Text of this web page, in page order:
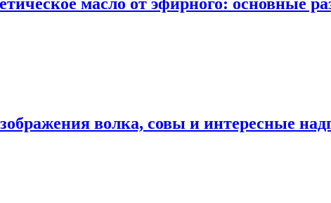
масло от эфирного: основные
волка, совы и интересные